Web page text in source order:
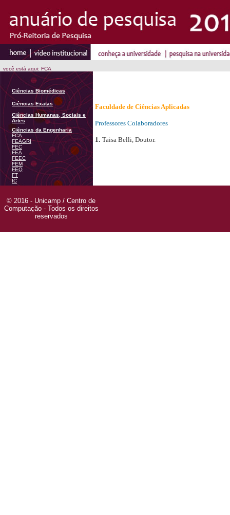
você está aqui: FCA
Ciências Biomédicas
Ciências Exatas
Ciências Humanas, Sociais e
Artes
Ciências da Engenharia
FCA
FEAGRI
FEC
FEA
FEEC
FEM
FEQ
FT
IC
Faculdade de Ciências Aplicadas
Professores Colaboradores
1. Taisa Belli, Doutor.
© 2016 - Unicamp / Centro de
Computação - Todos os direitos
reservados